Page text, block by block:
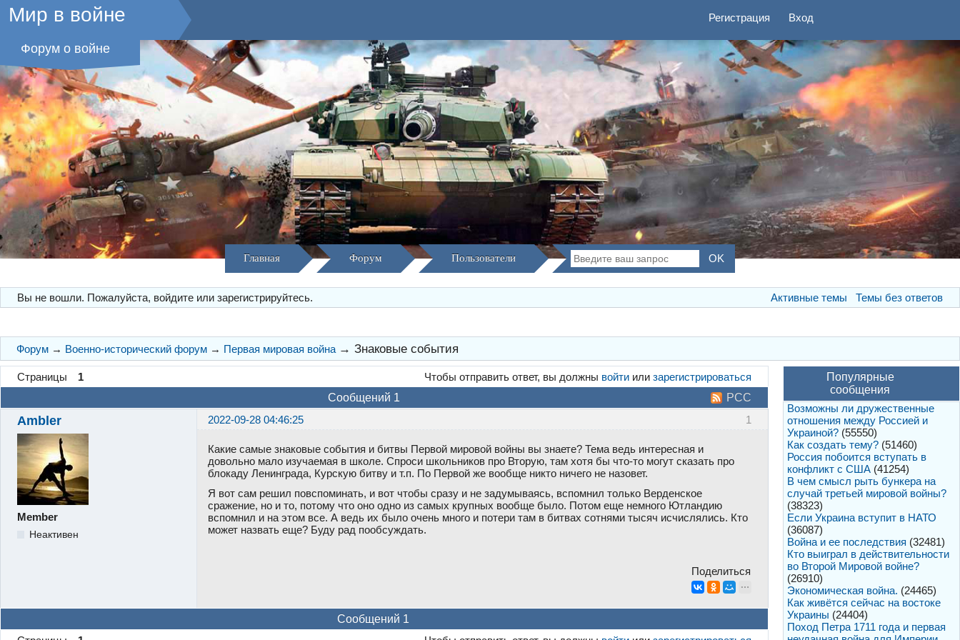
Мир в войне
Форум о войне
Регистрация Вход
Главная Форум Пользователи
Вы не вошли. Пожалуйста, войдите или зарегистрируйтесь. Активные темы Темы без ответов
Форум → Военно-исторический форум → Первая мировая война → Знаковые события
Страницы 1 Чтобы отправить ответ, вы должны войти илизарегистрироваться
РСС
Сообщений 1
1
Ambler 2022-09-28 04:46:25
Member
Неактивен
Какие самые знаковые события и битвы Первой мировой войны вы знаете? Тема ведь интересная и
довольно мало изучаемая в школе. Спроси школьников про Вторую, там хотя бы что-то могут сказать про
блокаду Ленинграда, Курскую битву и т.п. По Первой же вообще никто ничего не назовет.
Я вот сам решил повспоминать, и вот чтобы сразу и не задумываясь, вспомнил только Верденское
сражение, но и то, потому что оно одно из самых крупных вообще было. Потом еще немного Ютландию
вспомнил и на этом все. А ведь их было очень много и потери там в битвах сотнями тысяч исчислялись. Кто
может назвать еще? Буду рад пообсуждать.
Поделиться
Сообщений 1
Популярные
сообщения
Возможны ли дружественные
отношения между Россией и
Украиной? (55550)
Как создать тему? (51460)
Россия побоится вступать в
конфликт с США (41254)
В чем смысл рыть бункера на
случай третьей мировой войны?
(38323)
Если Украина вступит в НАТО
(36087)
Война и ее последствия (32481)
Кто выиграл в действительности
во Второй Мировой войне?
(26910)
Экономическая война. (24465)
Как живётся сейчас на востоке
Украины (24404)
Поход Петра 1711 года и первая